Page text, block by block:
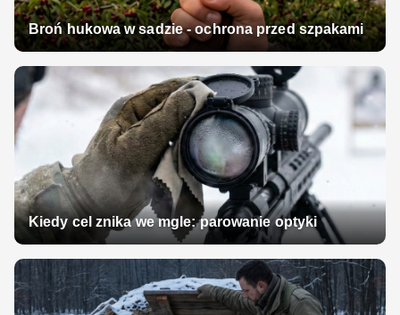
Broń hukowa w sadzie - ochrona przed szpakami
Kiedy cel znika we mgle: parowanie optyki